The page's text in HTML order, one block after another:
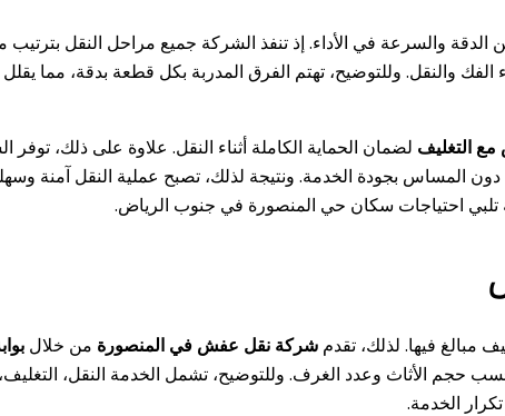
الدقة والسرعة في الأداء. إذ تنفذ الشركة جميع مراحل النقل بترتيب
والنقل. وللتوضيح، تهتم الفرق المدربة بكل قطعة بدقة، مما
التغليف لضمان الحماية الكاملة أثناء النقل. علاوة على ذلك،
دون المساس بجودة الخدمة. ونتيجة لذلك، تصبح عملية النقل آمنة
تلبي احتياجات سكان حي المنصورة في جنوب الرياض.
مبالغ فيها. لذلك، تقدم شركة نقل عفش في المنصورة من خلال
بين 250 و500 ريال حسب حجم الأثاث وعدد الغرف. وللتوضيح، تشمل الخدمة النقل،
الخدمة.